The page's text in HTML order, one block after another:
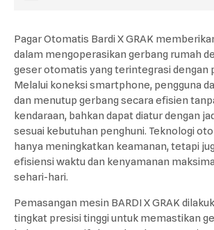
Pagar Otomatis Bardi X GRAK
dalam mengoperasikan gerbang rumah
geser otomatis yang terintegrasi dengan
Melalui koneksi smartphone, pengguna
dan menutup gerbang secara efisien
kendaraan, bahkan dapat diatur dengan
sesuai kebutuhan penghuni. Teknologi
hanya meningkatkan keamanan, tetapi
efisiensi waktu dan kenyamanan
sehari-hari.
Pemasangan mesin BARDI X GRAK
tingkat presisi tinggi untuk memastikan